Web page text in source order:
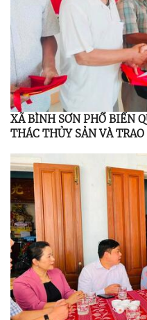
XÃ BÌNH SƠN PHỔ BIẾN
THÁC THỦY SẢN VÀ